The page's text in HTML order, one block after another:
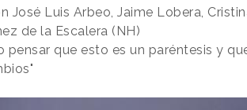
José Luis Arbeo, Jaime Lobera,
de la Escalera (NH)
pensar que esto es un paréntesis y